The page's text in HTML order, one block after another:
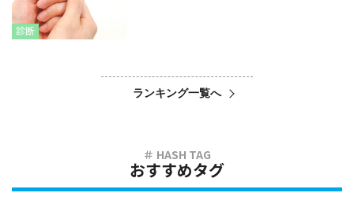
診断
ランキング一覧へ
おすすめタグ